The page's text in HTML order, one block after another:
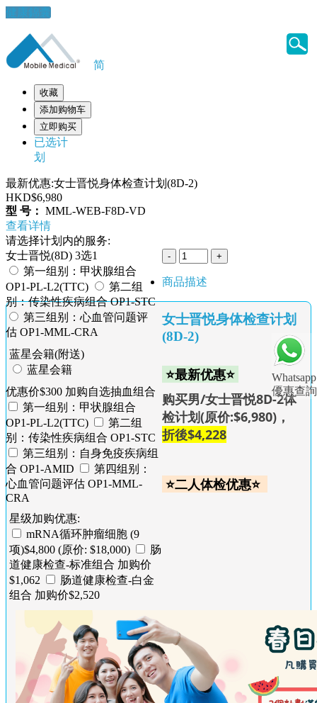
健康錦囊
Whatsapp
優惠查詢
简
收藏
添加购物车
立即购买
已选计
划
最新优惠:女士晋悦身体检查计划(8D-2)
HKD$6,980
型 号： MML-WEB-F8D-VD
查看详情
请选择计划内的服务:
女士晋悦(8D) 3选1
第一组别：甲状腺组合
OP1-PL-L2(TTC)
第二组
别：传染性疾病组合 OP1-STC
第三组别：心血管问题评
估 OP1-MML-CRA
蓝星会籍(附送)
蓝星会籍
优惠价$300 加购自选抽血组合
第一组别：甲状腺组合
OP1-PL-L2(TTC)
第二组
别：传染性疾病组合 OP1-STC
第三组别：自身免疫疾病组
合 OP1-AMID
第四组别：
心血管问题评估 OP1-MML-
CRA
星级加购优惠:
mRNA循环肿瘤细胞 (9
项)$4,800 (原价: $18,000)
肠
道健康检查-标准组合 加购价
$1,062
肠道健康检查-白金
组合 加购价$2,520
商品描述
女士晋悦身体检查计划
(8D-2)
⭐最新优惠⭐
购买男/女士晋悦8D-2体
检计划(原价:$6,980)，
折後$4,228
⭐二人体检优惠⭐